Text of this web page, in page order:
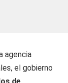
agencia
el gobierno